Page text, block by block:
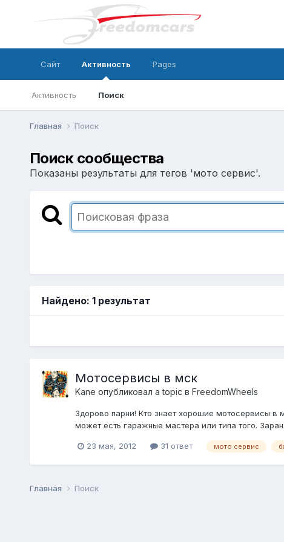
Сайт Активность
Активность Поиск
Pages
Главная Поиск
Поиск сообщества
Показаны результаты для тегов 'мото сервис'.
Найдено: 1 результат
Мотосервисы в мск
Kane опубликовал a topic в FreedomWheels
Здорово парни! Кто знает хорошие мотосервисы
может есть гаражные мастера или типа того.
23 мая, 2012 31 ответ мото сервис
Главная Поиск